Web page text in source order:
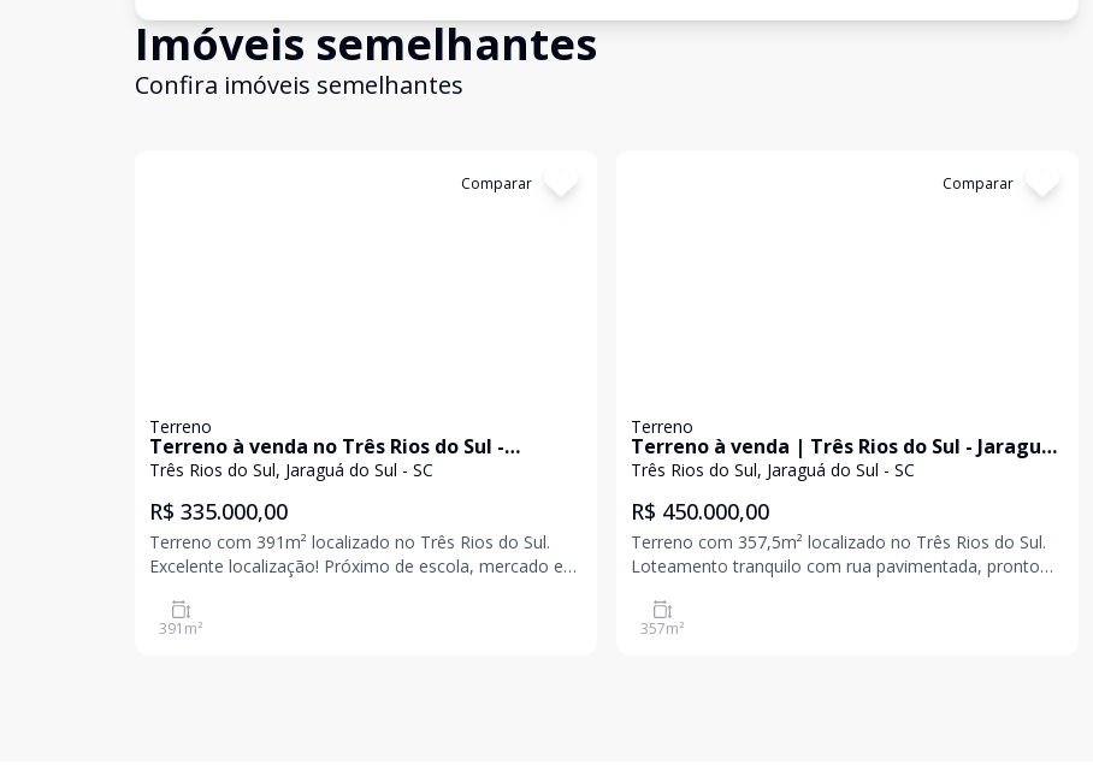
Imóveis semelhantes
Confira imóveis semelhantes
Comparar
Terreno
Terreno à venda no Três Rios do Sul -
Jaraguá do Sul
Três Rios do Sul, Jaraguá do Sul - SC
R$ 335.000,00
Terreno com 391m² localizado no Três Rios do Sul.
Excelente localização! Próximo de escola, mercado e
investir Para mais informações entre em contato e
391 m²
Comparar
Terreno
Terreno à venda | Três Rios do Sul - Jaraguá
do Sul
Três Rios do Sul, Jaraguá do Sul - SC
R$ 450.000,00
Terreno com 357,5m² localizado no Três Rios do Sul.
Loteamento tranquilo com rua pavimentada, pronto
contato e agende uma visita! Valor e disponibilidade
sujeito a alteração sem aviso prévio.
357m²